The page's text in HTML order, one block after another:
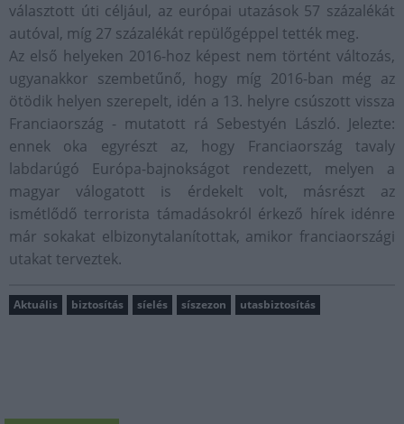
választott úti céljául, az európai utazások 57 százalékát
autóval, míg 27 százalékát repülőgéppel tették meg.
Az első helyeken 2016-hoz képest nem történt változás,
ugyanakkor szembetűnő, hogy míg 2016-ban még az
ötödik helyen szerepelt, idén a 13. helyre csúszott vissza
Franciaország - mutatott rá Sebestyén László. Jelezte:
ennek oka egyrészt az, hogy Franciaország tavaly
labdarúgó Európa-bajnokságot rendezett, melyen a
magyar válogatott is érdekelt volt, másrészt az
ismétlődő terrorista támadásokról érkező hírek idénre
már sokakat elbizonytalanítottak, amikor franciaországi
utakat terveztek.
Aktuális biztosítás síelés síszezon utasbiztosítás